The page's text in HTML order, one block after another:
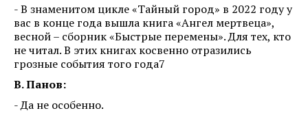
- В знаменитом цикле «Тайный город» в 2022 году у
вас в конце года вышла книга «Ангел мертвеца»,
весной – сборник «Быстрые перемены». Для тех, кто
не читал. В этих книгах косвенно отразились
грозные события того года7
В. Панов:
- Да не особенно.